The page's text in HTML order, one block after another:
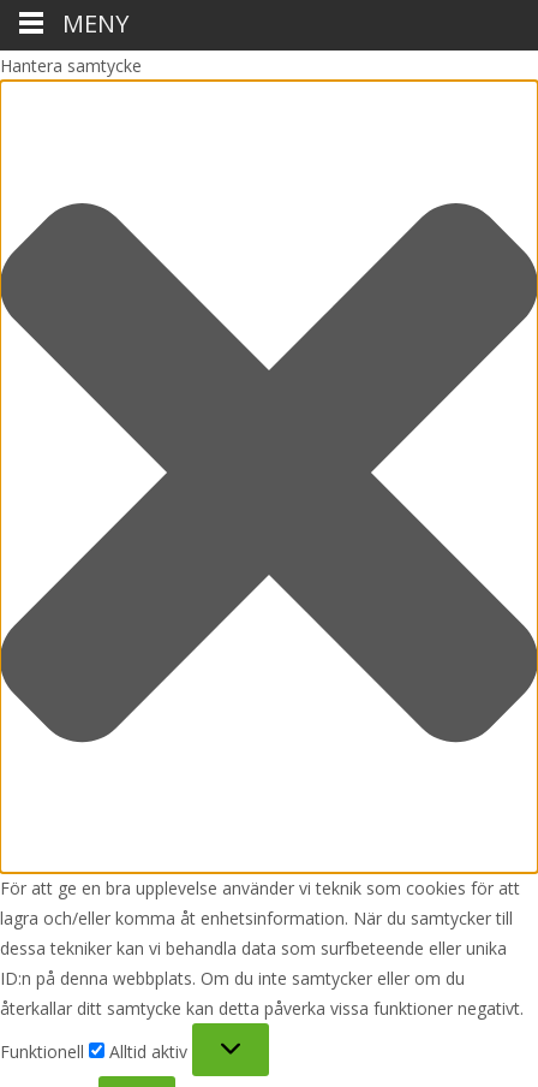
Hantera samtycke
För att ge en bra upplevelse använder vi teknik som cookies för att
lagra och/eller komma åt enhetsinformation. När du samtycker till
dessa tekniker kan vi behandla data som surfbeteende eller unika
ID:n på denna webbplats. Om du inte samtycker eller om du
återkallar ditt samtycke kan detta påverka vissa funktioner negativt.
Funktionell
Alltid aktiv
MENY